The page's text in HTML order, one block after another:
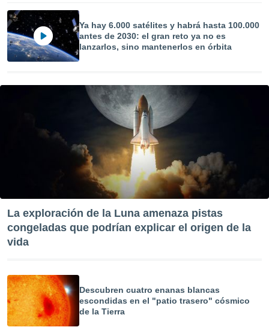
Ya hay 6.000 satélites y habrá hasta 100.000
antes de 2030: el gran reto ya no es
lanzarlos, sino mantenerlos en órbita
La exploración de la Luna amenaza pistas
congeladas que podrían explicar el origen de la
vida
Descubren cuatro enanas blancas
escondidas en el "patio trasero" cósmico
de la Tierra